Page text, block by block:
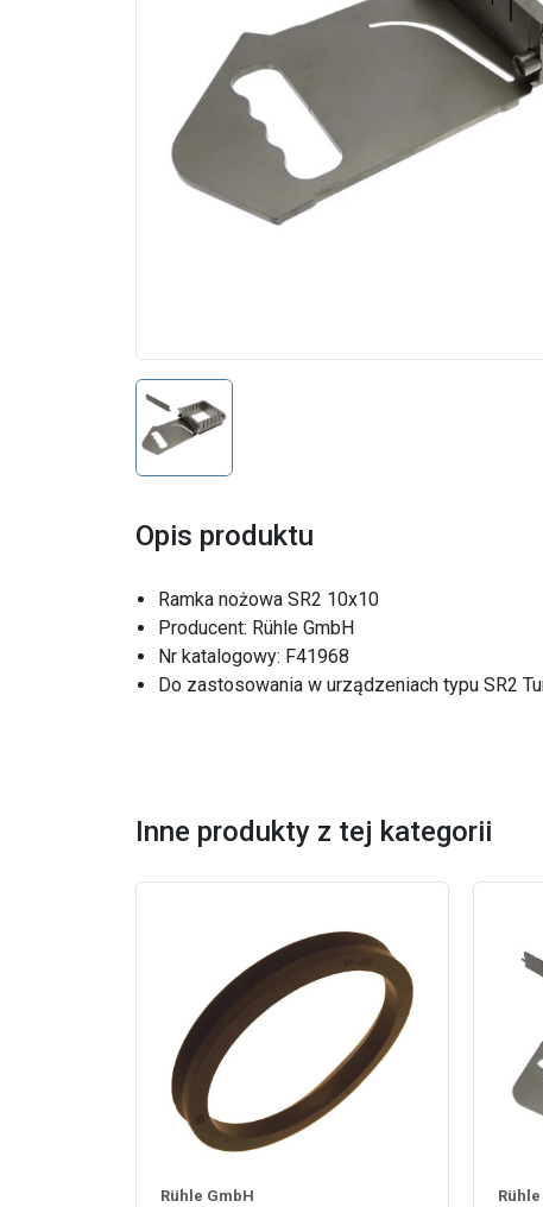
Opis produktu
Ramka nożowa SR2 10x10
Producent: Rühle GmbH
Nr katalogowy: F41968
Do zastosowania w urządzeniach typu SR2
Inne produkty z tej kategorii
Rühle GmbH